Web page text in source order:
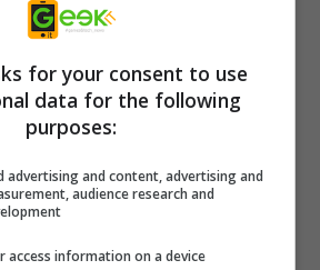
4C
Corvette Stingray
AMG C63 S
8C Compitizione
SRT
R
Cinque
for your consent to use
data for the following
purposes:
advertising and content, advertising and
audience research and
access information on a device